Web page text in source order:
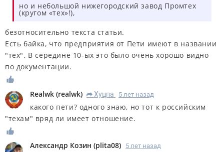
но и небольшой нижегородский завод Промтех
(кругом «тех»!),
безотносительно текста статьи.
Есть байка, что предприятия от Пети имеют в названии
"тех". В середине 10-ых это было очень хорошо видно
по документации.
Realwk (realwk) R Хуцпа 5 лет назад
какого пети? одного знаю, но тот к российским
"техам" вряд ли имеет отношение.
Александр Козин (plita08) 5 лет назад